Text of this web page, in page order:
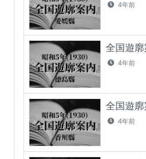
4年前
全国遊
4年前
全国遊
4年前